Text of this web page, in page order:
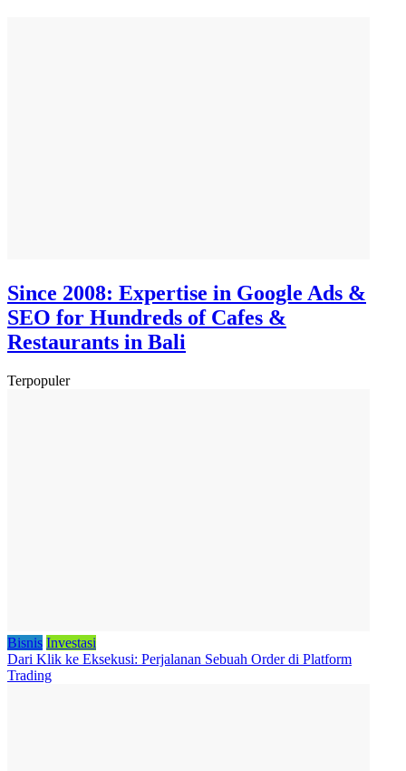
Since 2008: Expertise in Google Ads &
SEO for Hundreds of Cafes &
Restaurants in Bali
Terpopuler
Bisnis Investasi
Dari Klik ke Eksekusi: Perjalanan Sebuah Order di Platform
Trading